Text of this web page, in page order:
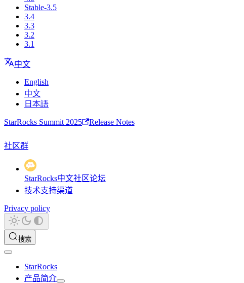
Stable-3.5
3.4
3.3
3.2
3.1
中文
English
中文
日本語
StarRocks Summit 2025 Release Notes
社区群
StarRocks中文社区论坛
技术支持渠道
Privacy policy
搜索
StarRocks
产品简介